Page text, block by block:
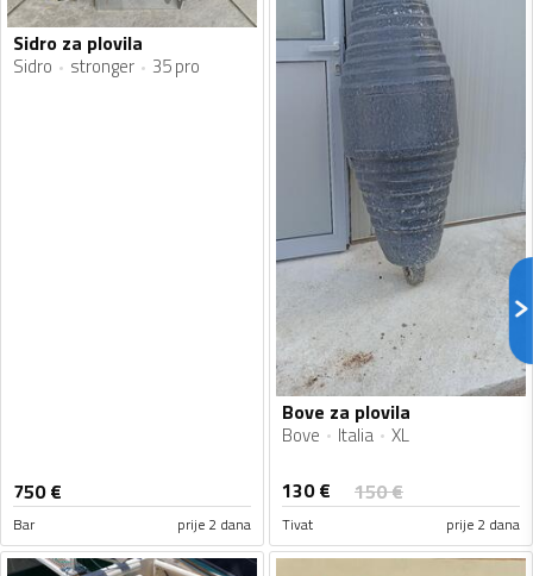
Sidro za plovila
Sidro stronger 35 pro
750€
Bar prije 2 dana
Bove za plovila
Bove Italia XL
130€ 150€
Tivat prije 2 dana